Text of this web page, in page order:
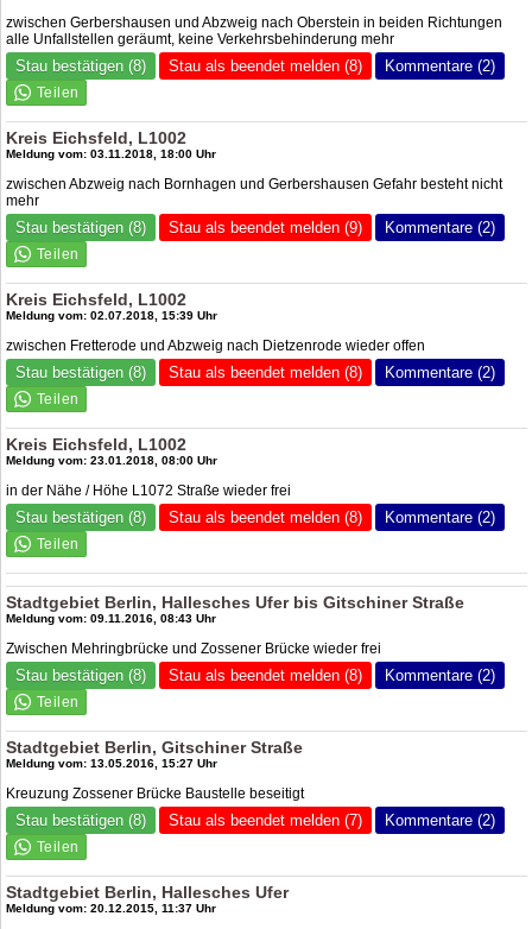
zwischen Gerbershausen und Abzweig nach Oberstein in beiden Richtungen
alle Unfallstellen geräumt, keine Verkehrsbehinderung mehr
Stau bestätigen (8) Stau als beendet melden (8) Kommentare (2)
Kreis Eichsfeld, L1002
Meldung vom: 03.11.2018, 18:00 Uhr
zwischen Abzweig nach Bornhagen und Gerbershausen Gefahr besteht nicht
mehr
Stau bestätigen (8) Stau als beendet melden (9) Kommentare (2)
Kreis Eichsfeld, L1002
Meldung vom: 02.07.2018, 15:39 Uhr
zwischen Fretterode und Abzweig nach Dietzenrode wieder offen
Stau bestätigen (8) Stau als beendet melden (8) Kommentare (2)
Kreis Eichsfeld, L1002
Meldung vom: 23.01.2018, 08:00 Uhr
in der Nähe / Höhe L1072 Straße wieder frei
Stau bestätigen (8) Stau als beendet melden (8) Kommentare (2)
Stadtgebiet Berlin, Hallesches Ufer bis Gitschiner Straße
Meldung vom: 09.11.2016, 08:43 Uhr
Zwischen Mehringbrücke und Zossener Brücke wieder frei
Stau bestätigen (8) Stau als beendet melden (8) Kommentare (2)
Stadtgebiet Berlin, Gitschiner Straße
Meldung vom: 13.05.2016, 15:27 Uhr
Kreuzung Zossener Brücke Baustelle beseitigt
Stau bestätigen (8) Stau als beendet melden (7) Kommentare (2)
Stadtgebiet Berlin, Hallesches Ufer
Meldung vom: 20.12.2015, 11:37 Uhr